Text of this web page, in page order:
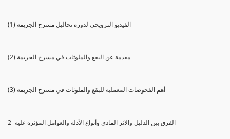
(1) الفيديو الترويجي لدورة تحاليل مسرح الجريمة
(2) مقدمة عن البقع والملوثات في مسرح الجريمة
(3) أهم الفحوصات المعملية للبقع والملوثات في مسرح الجريمة
2- الفرق بين الدليل والاثر المادي وأنواع الأدلة والعوامل المؤثرة عليه